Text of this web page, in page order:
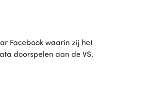
Facebook waarin zij het
doorspelen aan de VS.